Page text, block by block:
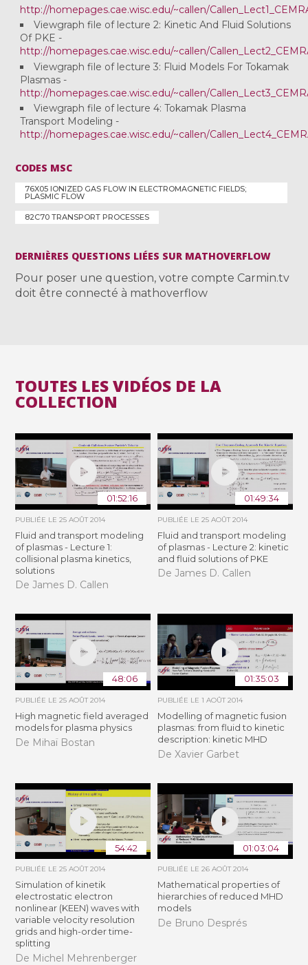
http://homepages.cae.wisc.edu/~callen/
Viewgraph file of lecture 2: Kinetic And Fluid Solutions
Of PKE -
http://homepages.cae.wisc.edu/~callen/
Viewgraph file of lecture 3: Fluid Models For Tokamak
Plasmas -
http://homepages.cae.wisc.edu/~callen/
Viewgraph file of lecture 4: Tokamak Plasma
Transport Modeling -
http://homepages.cae.wisc.edu/~callen/
CODES MSC
76X05 IONIZED GAS FLOW IN ELECTROMAGNETIC FIELDS;
PLASMIC FLOW
82C70 TRANSPORT PROCESSES
DERNIÈRES QUESTIONS LIÉES SUR MATHOVERFLOW
Pour poser une question, votre compte Carmin.tv
doit être connecté à mathoverflow
TOUTES LES VIDÉOS DE LA
COLLECTION
01:52:16
PUBLIÉE LE25 AOÛT 2014
Fluid and transport modeling
of plasmas - Lecture 1:
collisional plasma kinetics,
solutions
De James D. Callen
01:49:34
PUBLIÉE LE 25 AOÛT 2014
Fluid and transport modeling
of plasmas - Lecture 2: kinetic
and fluid solutions of PKE
De James D. Callen
48:06
PUBLIÉE LE25 AOÛT 2014
High magnetic field averaged
models for plasma physics
De Mihaï Bostan
01:35:03
PUBLIÉE LE 1 AOÛT 2014
Modelling of magnetic fusion
plasmas: from fluid to kinetic
description: kinetic MHD
De Xavier Garbet
54:42
PUBLIÉE LE25 AOÛT 2014
Simulation of kinetik
electrostatic electron
nonlinear (KEEN) waves with
variable velocity resolution
grids and high-order time-
splitting
De Michel Mehrenberger
01:03:04
PUBLIÉE LE 26 AOÛT 2014
Mathematical properties of
hierarchies of reduced MHD
models
De Bruno Després